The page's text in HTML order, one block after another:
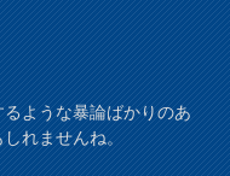
ような暴論ばかりのあ
れませんね。